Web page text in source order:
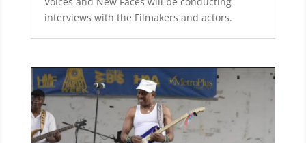
interviews with the Filmakers and actors.